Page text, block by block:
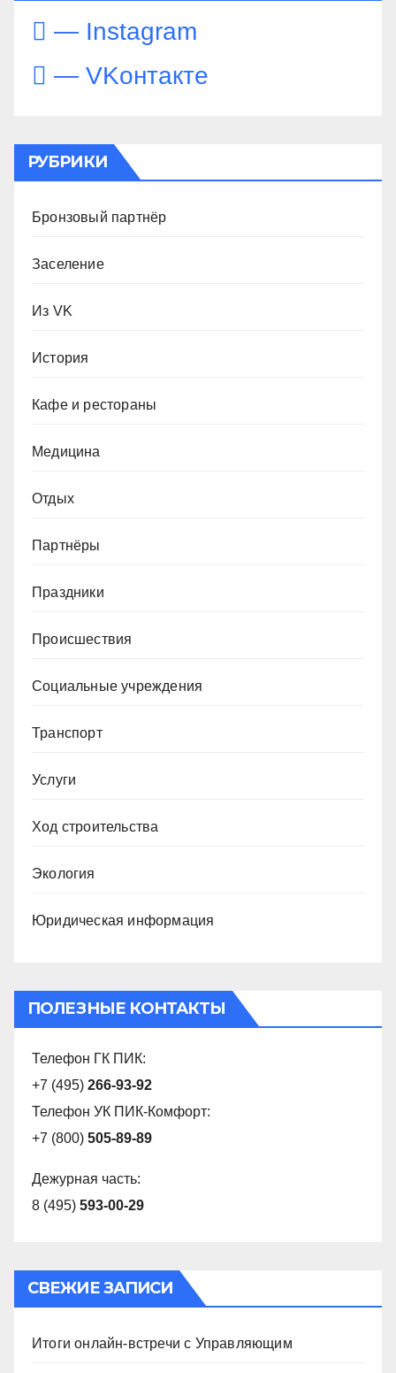
— Instagram
— VKонтакте
РУБРИКИ
Бронзовый партнёр
Заселение
Из VK
История
Кафе и рестораны
Медицина
Отдых
Партнёры
Праздники
Происшествия
Социальные учреждения
Транспорт
Услуги
Ход строительства
Экология
Юридическая информация
ПОЛЕЗНЫЕ КОНТАКТЫ
Телефон ГК ПИК:
+7 (495) 266-93-92
Телефон УК ПИК-Комфорт:
+7 (800) 505-89-89
Дежурная часть:
8 (495) 593-00-29
СВЕЖИЕ ЗАПИСИ
Итоги онлайн-встречи с Управляющим